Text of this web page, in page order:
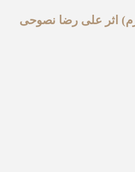
اثر علی رضا نصوحی